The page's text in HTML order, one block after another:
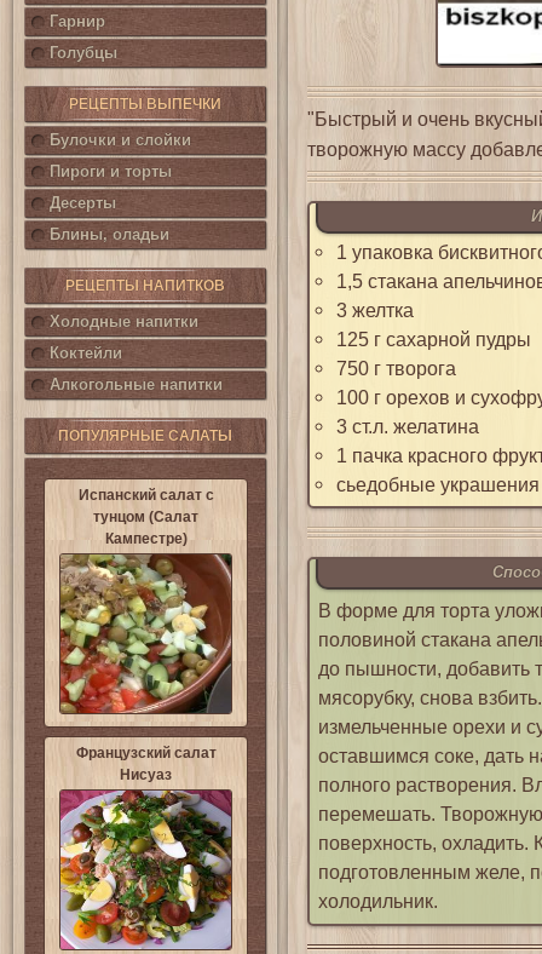
Гарнир
Голубцы
РЕЦЕПТЫ ВЫПЕЧКИ
Булочки и слойки
Пироги и торты
Десерты
Блины, оладьи
РЕЦЕПТЫ НАПИТКОВ
Холодные напитки
Коктейли
Алкогольные напитки
ПОПУЛЯРНЫЕ САЛАТЫ
Испанский салат с
тунцом (Салат
Кампестре)
Французский салат
Нисуаз
"Быстрый и очень
творожную массу
1 упаковка
1,5 стакана
3 желтка
125 г сахарной пудры
750 г творога
100 г орехов и
3 ст.л. желатина
1 пачка красного
сьедобные украшения
В форме для торта
половиной стакана
до пышности, добавить
мясорубку, снова
измельченные орехи и
оставшимся соке, дать
полного растворения.
перемешать.
поверхность, охладить.
подготовленным желе,
холодильник.